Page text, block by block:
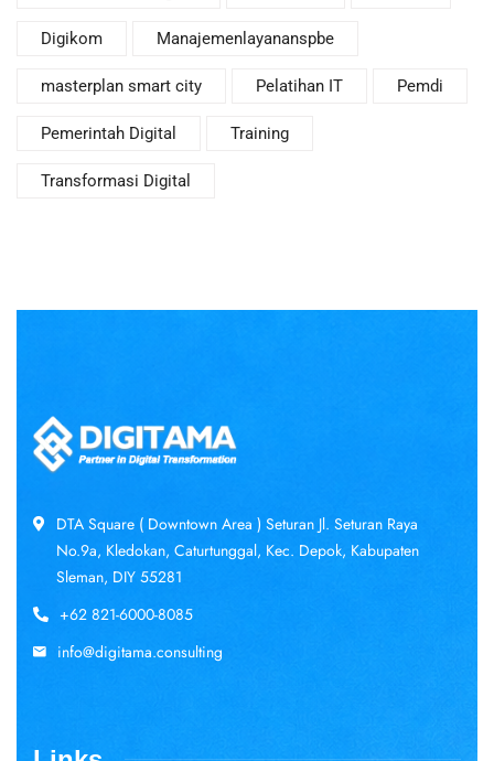
Digikom Manajemenlayananspbe
masterplan smart city Pelatihan IT Pemdi
Pemerintah Digital Training
Transformasi Digital
DTA Square ( Downtown Area ) Seturan Jl. Seturan Raya
No.9a, Kledokan, Caturtunggal, Kec. Depok, Kabupaten
Sleman, DIY 55281
+62 821-6000-8085
info@digitama.consulting